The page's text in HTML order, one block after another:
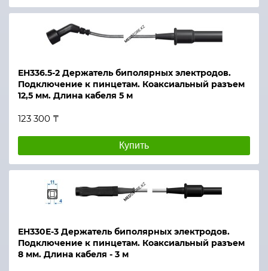
ЕН336.5-2 Держатель биполярных электродов.
Подключение к пинцетам. Коаксиальный разъем
12,5 мм. Длина кабеля 5 м
123 300 ₸
Купить
ЕН330Е-3 Держатель биполярных электродов.
Подключение к пинцетам. Коаксиальный разъем
8 мм. Длина кабеля - 3 м